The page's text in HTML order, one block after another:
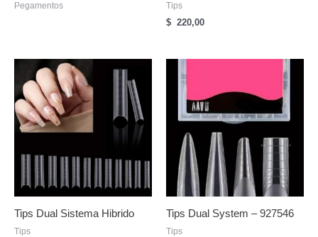
Pegamentos Tips
$ 220,00
Tips Dual Sistema Hibrido
Tips
Tips Dual System – 927546
Tips